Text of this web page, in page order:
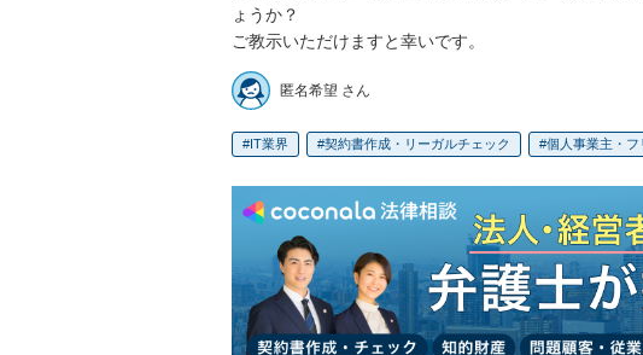
ょうか？
ご教示いただけますと幸いです。
匿名希望 さん
IT業界 契約書作成・リーガルチェック 個人事業主・フ